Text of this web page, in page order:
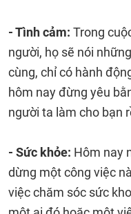
- Tình cảm: Trong
người, họ sẽ nói
cùng, chỉ có hành
hôm nay đừng yêu
người ta làm cho bạn
- Sức khỏe: Hôm nay
dừng một công việc
việc chăm sóc sức